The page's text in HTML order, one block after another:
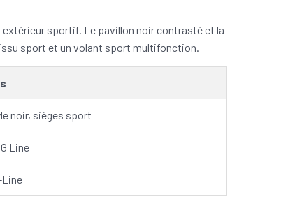
sportif. Le pavillon noir contrasté et la
sport et un volant sport multifonction.
noir, sièges sport
Line
Line